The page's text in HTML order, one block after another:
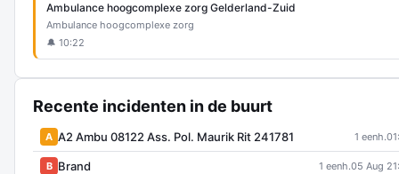
Ambulance hoogcomplexe zorg Gelderland-Zuid
Ambulance hoogcomplexe zorg
🔔 10:22
Recente incidenten in de buurt
A A2 Ambu 08122 Ass. Pol. Maurik Rit 241781 1 eenh.
B Brand 1 eenh.05 Aug